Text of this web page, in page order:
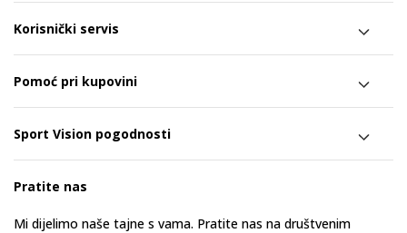
Korisnički servis
Pomoć pri kupovini
Sport Vision pogodnosti
Pratite nas
Mi dijelimo naše tajne s vama. Pratite nas na društvenim